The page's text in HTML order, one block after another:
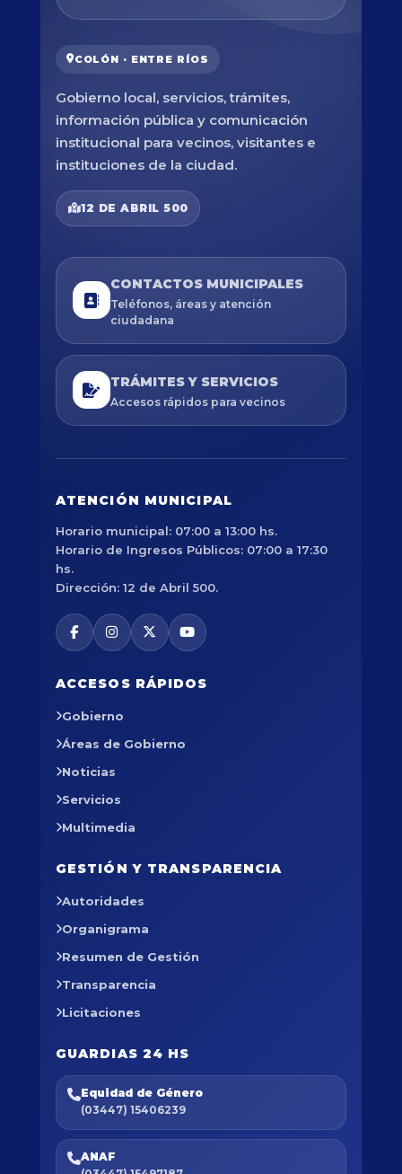
COLÓN · ENTRE RÍOS
Gobierno local, servicios, trámites,
información pública y comunicación
institucional para vecinos, visitantes e
instituciones de la ciudad.
12 DE ABRIL 500
CONTACTOS MUNICIPALES
Teléfonos, áreas y atención
ciudadana
TRÁMITES Y SERVICIOS
Accesos rápidos para vecinos
ATENCIÓN MUNICIPAL
Horario municipal: 07:00 a 13:00 hs.
Horario de Ingresos Públicos: 07:00 a 17:30
hs.
Dirección: 12 de Abril 500.
ACCESOS RÁPIDOS
Gobierno
Áreas de Gobierno
Noticias
Servicios
Multimedia
GESTIÓN Y TRANSPARENCIA
Autoridades
Organigrama
Resumen de Gestión
Transparencia
Licitaciones
GUARDIAS 24 HS
Equidad de Género
(03447) 15406239
ANAF